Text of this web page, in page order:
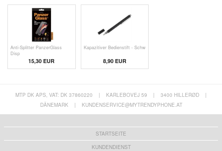
Anti-Splitter PanzerGlass
Disp
15,30 EUR
Kapazitiver Bedienstift - Schw
8,90 EUR
MTP DK APS, VAT: DK 37860220 | KARLEBOVEJ 59 | 3400 HILLERØD
|
DÄNEMARK
| KUNDENSERVICE@MYTRENDYPHONE.AT
STARTSEITE
KUNDENDIENST